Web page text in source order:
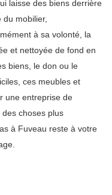
laisse des biens derrière
mobilier,
à sa volonté, la
et nettoyée de fond en
biens, le don ou le
ces meubles et
une entreprise de
choses plus
à Fuveau reste à votre